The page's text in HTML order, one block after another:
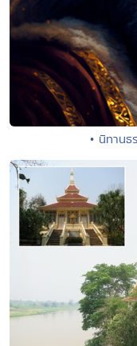
• นิทานธ